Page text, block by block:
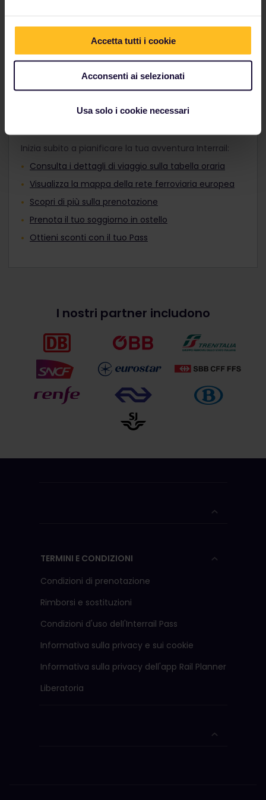
Accetta tutti i cookie
Acconsenti ai selezionati
Usa solo i cookie necessari
I viaggiatori di età compresa tra i 12 e i 27
anni possono viaggiare con un Pass
Giovani.
Scopri i treni europei
Inizia subito a pianificare la tua avventura Interrail:
Consulta i dettagli di viaggio sulla tabella oraria
Visualizza la mappa della rete ferroviaria europea
Scopri di più sulla prenotazione
Prenota il tuo soggiorno in ostello
Ottieni sconti con il tuo Pass
I nostri partner includono
TERMINI E CONDIZIONI
Condizioni di prenotazione
Rimborsi e sostituzioni
Condizioni d'uso delI'Interrail Pass
Informativa sulla privacy e sui cookie
Informativa sulla privacy dell'app Rail Planner
Liberatoria